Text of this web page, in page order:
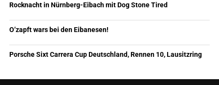
Rocknacht in Nürnberg-Eibach mit Dog Stone Tired
O’zapft wars bei den Eibanesen!
Porsche Sixt Carrera Cup Deutschland, Rennen 10, Lausitzring